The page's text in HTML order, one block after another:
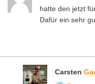
hatte den jetzt
Dafür ein sehr
Carsten